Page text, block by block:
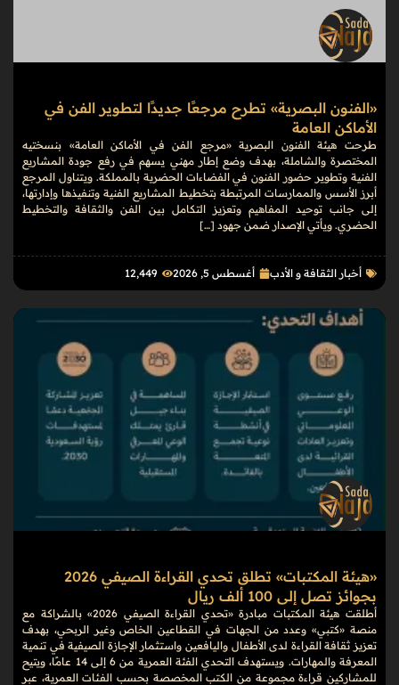
«الفنون البصرية» تطرح مرجعًا جديدًا لتطوير الفن في
الأماكن العامة
طرحت هيئة الفنون البصرية «مرجع الفن في الأماكن العامة» بنسختيه
المختصرة والشاملة، بهدف وضع إطار مهني يسهم في رفع جودة المشاريع
الفنية وتطوير حضور الفنون في الفضاءات الحضرية بالمملكة. ويتناول المرجع
أبرز الأسس والممارسات المرتبطة بتخطيط المشاريع الفنية وتنفيذها وإدارتها،
إلى جانب توحيد المفاهيم وتعزيز التكامل بين الفن والثقافة والتخطيط
الحضري. ويأتي الإصدار ضمن جهود […]
أخبار الثقافة و الأدب أغسطس 5, 2026 12٬449
«هيئة المكتبات» تطلق تحدي القراءة الصيفي 2026
بجوائز تصل إلى 100 ألف ريال
أطلقت هيئة المكتبات مبادرة «تحدي القراءة الصيفي 2026» بالشراكة مع
منصة «كتبي» وعدد من الجهات في القطاعين الخاص وغير الربحي، بهدف
تعزيز ثقافة القراءة لدى الأطفال واليافعين واستثمار الإجازة الصيفية في تنمية
المعرفة والمهارات. ويستهدف التحدي الفئة العمرية من 6 إلى 14 عامًا، ويتيح
للمشاركين قراءة مجموعة من الكتب المخصصة بحسب الفئات العمرية، عبر